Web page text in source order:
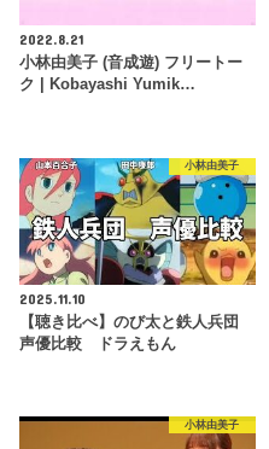
2022.8.21
小林由美子 (音成遊) フリートー
ク | Kobayashi Yumik…
小林由美子
2025.11.10
【聴き比べ】のび太と鉄人兵団
声優比較 ドラえもん
小林由美子